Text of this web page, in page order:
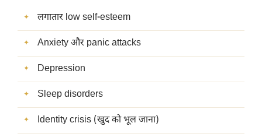
लगातार low self-esteem
Anxiety और panic attacks
Depression
Sleep disorders
Identity crisis (खुद को भूल जाना)